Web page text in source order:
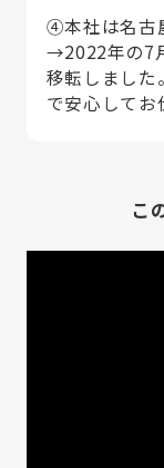
④本社は名古
→2022年の7
移転しました
で安心してお
こ